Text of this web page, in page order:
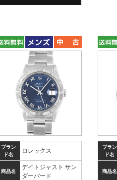
ブラン
ド名
ロレックス
商品名
デイトジャスト サン
ダーバード
ブラン
ド名
商品名